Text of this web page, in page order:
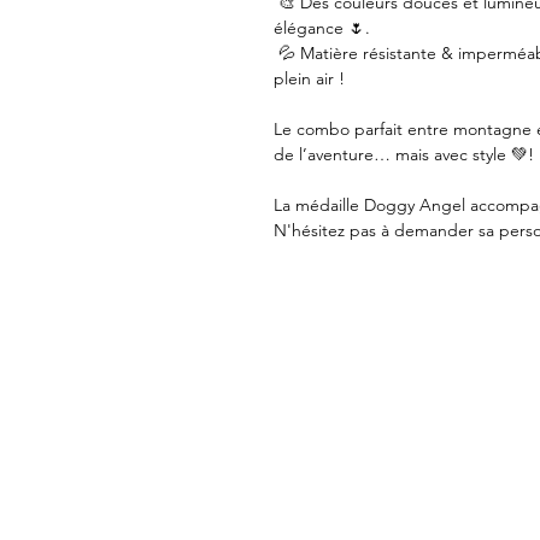
élégance 🌷.
💦 Matière résistante &
plein air !
Le combo parfait entre montagne
de l’aventure… mais avec style 💚!
La médaille Doggy Angel
N'hésitez pas à demander sa